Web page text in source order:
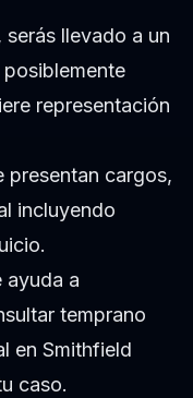
serás llevado a un
representación
presentan cargos,
incluyendo
ayuda a
temprano
en Smithfield
caso.